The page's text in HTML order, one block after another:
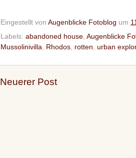
Eingestellt von Augenblicke Fotoblog um
Labels: abandoned house Augenblicke
Mussolinivilla
Rhodos rotten urban
Neuerer Post